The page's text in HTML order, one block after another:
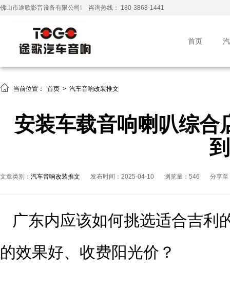
佛山市途歌影音设备有限公司! 咨询热线： 180-3868-1441
首页
 当前位置： 首页 > 汽车音响改装推文
安装车载音响喇叭综合
文章类别： 汽车音响改装推文 发布时间：2025-04-10 浏览量：546 分享至
广东内应该如何挑选适合吉利
的效果好、收费阳光价？